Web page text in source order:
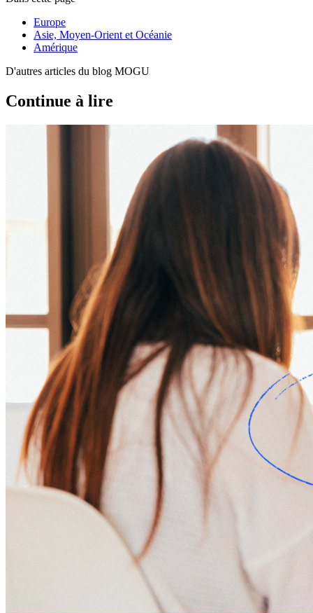
Europe
Asie, Moyen-Orient et Océanie
Amérique
D'autres articles du blog MOGU
Continue à lire